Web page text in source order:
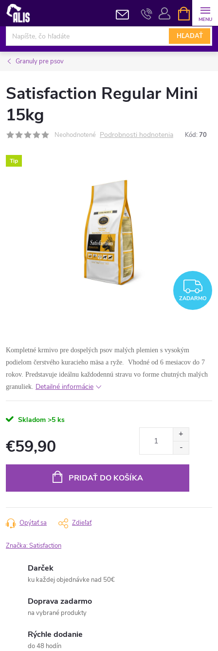
Prejsť
obsah
HĽADAŤ
KOŠÍK
Granuly pre psov
Satisfaction Regular Mini
15kg
Neohodnotené Podrobnosti hodnotenia Kód: 70
Tip
ZADARMO
Kompletné krmivo pre dospelých psov malých plemien s vysokým
podielom čerstvého kuracieho mäsa a ryže. Vhodné od 6 mesiacov do 7
rokov. Predstavuje ideálnu každodennú stravu vo forme chutných malých
granuliek. Detailné informácie
Skladom >5 ks
€59,90
PRIDAŤ DO KOŠÍKA
Opýtať sa Zdieľať
Značka:Satisfaction
Darček
ku každej objednávke nad 50€
Doprava zadarmo
na vybrané produkty
Rýchle dodanie
do 48 hodín